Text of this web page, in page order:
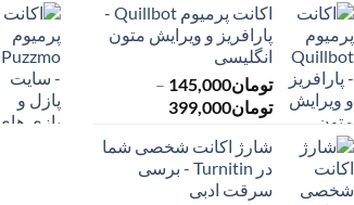
اکانت پرمیوم Quillbot -
پارافریز و ویرایش متون
انگلیسی
تومان145,000
–
تومان399,000
تومان145,000
تا
شارژ اکانت شخصی شما
در Turnitin - برسی
سرقت ادبی